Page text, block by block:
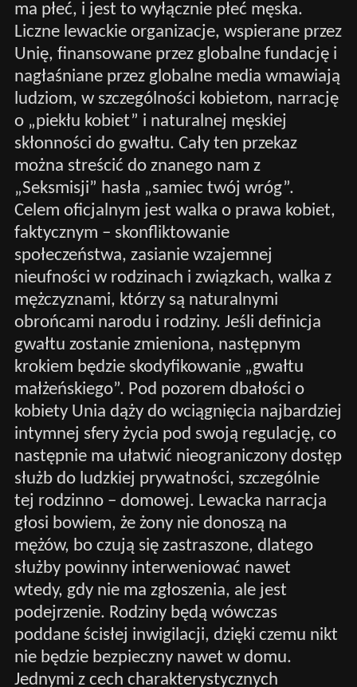
ma płeć, i jest to wyłącznie płeć męska.
Liczne lewackie organizacje, wspierane przez
Unię, finansowane przez globalne fundację i
nagłaśniane przez globalne media wmawiają
ludziom, w szczególności kobietom, narrację
o „piekłu kobiet” i naturalnej męskiej
skłonności do gwałtu. Cały ten przekaz
można streścić do znanego nam z
„Seksmisji” hasła „samiec twój wróg”.
Celem oficjalnym jest walka o prawa kobiet,
faktycznym – skonfliktowanie
społeczeństwa, zasianie wzajemnej
nieufności w rodzinach i związkach, walka z
mężczyznami, którzy są naturalnymi
obrońcami narodu i rodziny. Jeśli definicja
gwałtu zostanie zmieniona, następnym
krokiem będzie skodyfikowanie „gwałtu
małżeńskiego”. Pod pozorem dbałości o
kobiety Unia dąży do wciągnięcia najbardziej
intymnej sfery życia pod swoją regulację, co
następnie ma ułatwić nieograniczony dostęp
służb do ludzkiej prywatności, szczególnie
tej rodzinno – domowej. Lewacka narracja
głosi bowiem, że żony nie donoszą na
mężów, bo czują się zastraszone, dlatego
służby powinny interweniować nawet
wtedy, gdy nie ma zgłoszenia, ale jest
podejrzenie. Rodziny będą wówczas
poddane ścisłej inwigilacji, dzięki czemu nikt
nie będzie bezpieczny nawet w domu.
Jednymi z cech charakterystycznych